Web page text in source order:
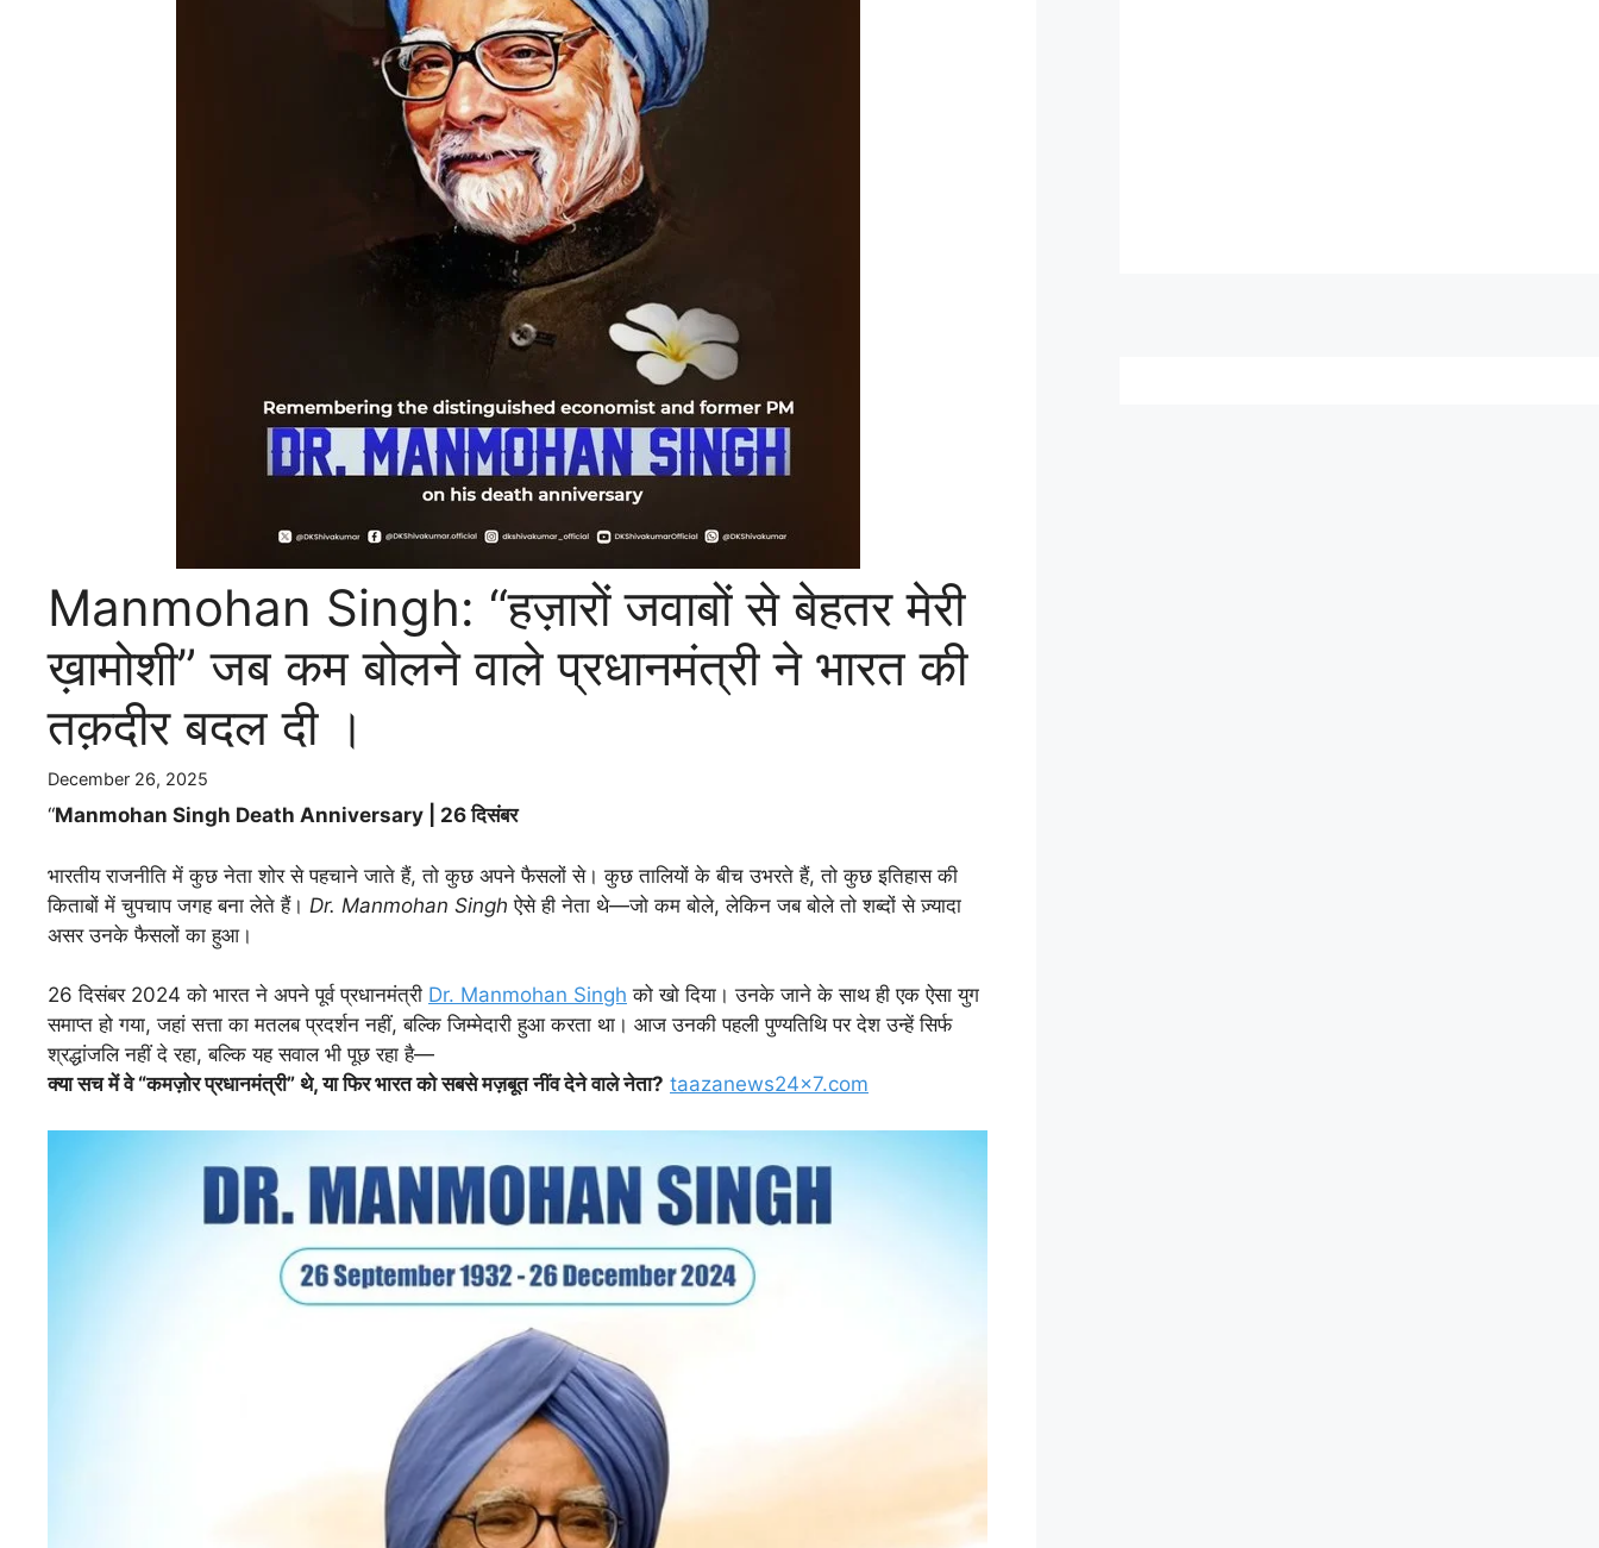
Manmohan Singh: “हज़ारों जवाबों से बेहतर मेरी
ख़ामोशी” जब कम बोलने वाले प्रधानमंत्री ने भारत की
तक़दीर बदल दी ।
December 26, 2025
“Manmohan Singh Death Anniversary | 26दिसंबर
भारतीय राजनीति में कुछ नेता शोर से पहचाने जाते हैं, तो कुछ अपने फैसलों से। कुछ तालियों के बीच उभरते हैं, तो कुछ इतिहास की
किताबों में चुपचाप जगह बना लेते हैं। Dr. Manmohan Singh ऐसे ही नेता थे—जो कम बोले, लेकिन जब बोले तो शब्दों से ज़्यादा
असर उनके फैसलों का हुआ।
26 दिसंबर 2024 को भारत ने अपने पूर्व प्रधानमंत्री Dr. Manmohan Singh को खो दिया। उनके जाने के साथ ही एक ऐसा युग
समाप्त हो गया, जहां सत्ता का मतलब प्रदर्शन नहीं, बल्कि जिम्मेदारी हुआ करता था। आज उनकी पहली पुण्यतिथि पर देश उन्हें सिर्फ
श्रद्धांजलि नहीं दे रहा, बल्कि यह सवाल भी पूछ रहा है—
क्या सच में वे “कमज़ोर प्रधानमंत्री” थे, या फिर भारत को सबसे मज़बूत नींव देने वाले नेता? taazanews24x7.com